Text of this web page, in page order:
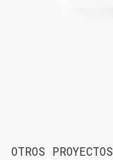
OTROS PROYECTOS